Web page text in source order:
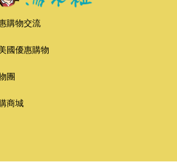
購物交流
國優惠購物
團
商城